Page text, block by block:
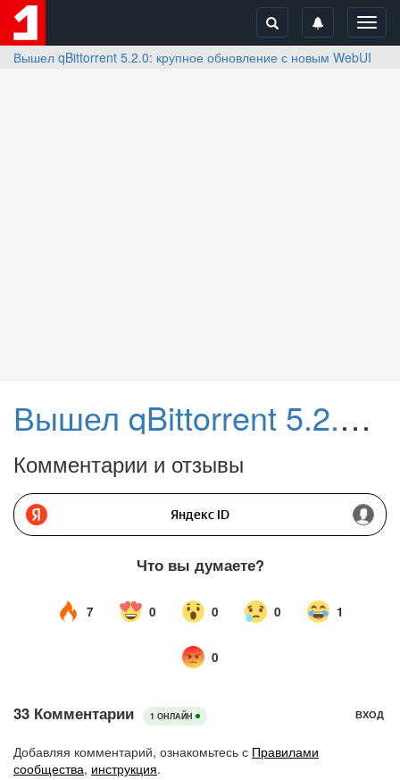
Вышел qBittorrent 5.2.0: крупное обновление с новым WebUI и
Вышел qBittorrent 5.2.0: крупное обновление с новым WebUI и расширенным управлением раздачами
Комментарии и отзывы